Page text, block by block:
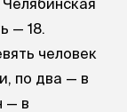
— 18.
человек
по два — в
— в